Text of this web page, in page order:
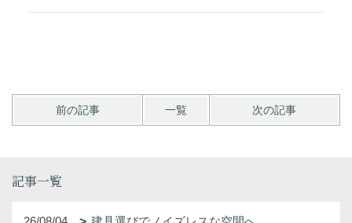
前の記事 一覧 次の記事
記事一覧